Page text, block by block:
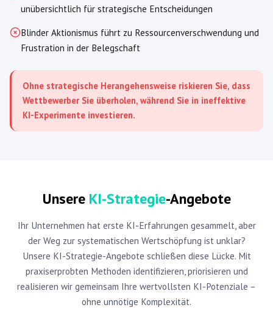
unübersichtlich für strategische Entscheidungen
Blinder Aktionismus führt zu Ressourcenverschwendung und
Frustration in der Belegschaft
Ohne strategische Herangehensweise riskieren Sie, dass
Wettbewerber Sie überholen, während Sie in ineffektive
KI-Experimente investieren.
Unsere KI-Strategie-Angebote
Ihr Unternehmen hat erste KI-Erfahrungen gesammelt, aber
der Weg zur systematischen Wertschöpfung ist unklar?
Unsere KI-Strategie-Angebote schließen diese Lücke. Mit
praxiserprobten Methoden identifizieren, priorisieren und
realisieren wir gemeinsam Ihre wertvollsten KI-Potenziale –
ohne unnötige Komplexität.